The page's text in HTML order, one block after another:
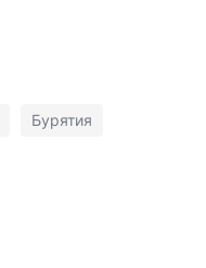
Бурятия